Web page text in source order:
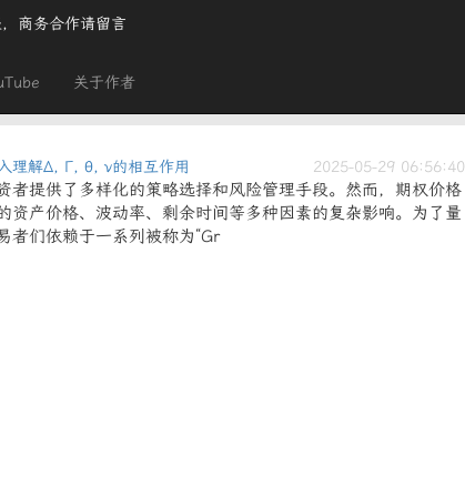
商务合作请留言
关于作者
理解Δ, Γ, θ, ν的相互作用 2025-05-29 06:56:40
者提供了多样化的策略选择和风险管理手段。然而，期权价格
资产价格、波动率、剩余时间等多种因素的复杂影响。为了量
者们依赖于一系列被称为“Gr